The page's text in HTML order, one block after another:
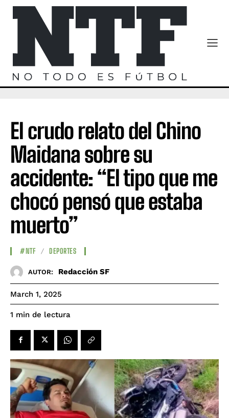
El crudo relato del Chino
Maidana sobre su
accidente: “El tipo que me
chocó pensó que estaba
muerto”
#NTF DEPORTES
AUTOR: Redacción SF
March 1, 2025
1 min de lectura